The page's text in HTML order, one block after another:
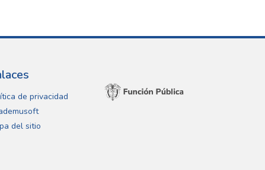
de privacidad
del sitio